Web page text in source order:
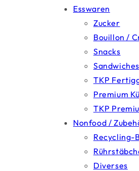
Esswaren
Zucker
Bouillon /
Snacks
TKP
Premium
TKP
Nonfood /
Recycling-
Diverses